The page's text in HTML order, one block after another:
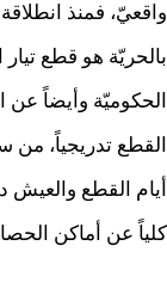
واقعيّ، فمنذ
بالحريّة هو قطع
الحكوميّة وأيضاً
القطع تدريجياً، من
أيام القطع والعيش
كلياً عن أماكن